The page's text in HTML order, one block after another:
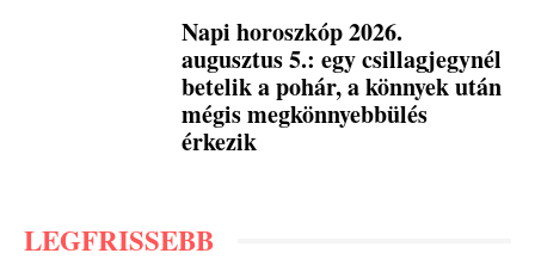
Napi horoszkóp 2026.
augusztus 5.: egy csillagjegynél
betelik a pohár, a könnyek után
mégis megkönnyebbülés
érkezik
LEGFRISSEBB